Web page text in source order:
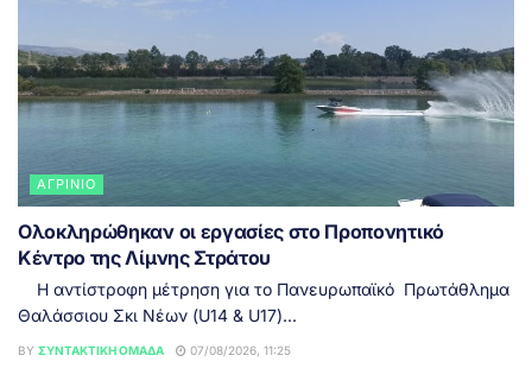
ΑΓΡΊΝΙΟ
Ολοκληρώθηκαν οι εργασίες στο Προπονητικό
Κέντρο της Λίμνης Στράτου
Η αντίστροφη μέτρηση για το Πανευρωπαϊκό Πρωτάθλημα
Θαλάσσιου Σκι Νέων (U14 & U17)...
BY ΣΥΝΤΑΚΤΙΚΉ ΟΜΆΔΑ 07/08/2026, 11:25